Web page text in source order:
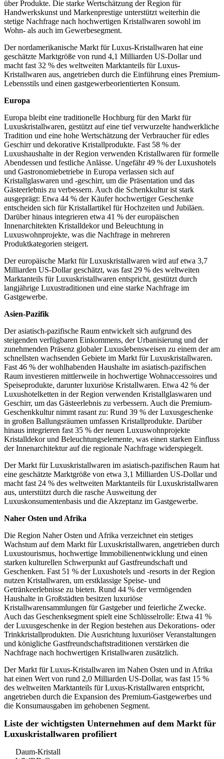
über Produkte. Die starke Wertschätzung der Region für
Handwerkskunst und Markenprestige unterstützt weiterhin die
stetige Nachfrage nach hochwertigen Kristallwaren sowohl im
Wohn- als auch im Gewerbesegment.
Der nordamerikanische Markt für Luxus-Kristallwaren hat eine
geschätzte Marktgröße von rund 4,1 Milliarden US-Dollar und
macht fast 32 % des weltweiten Marktanteils für Luxus-
Kristallwaren aus, angetrieben durch die Einführung eines Premium-
Lebensstils und einen gastgewerbeorientierten Konsum.
Europa
Europa bleibt eine traditionelle Hochburg für den Markt für
Luxuskristallwaren, gestützt auf eine tief verwurzelte handwerkliche
Tradition und eine hohe Wertschätzung der Verbraucher für edles
Geschirr und dekorative Kristallprodukte. Fast 58 % der
Luxushaushalte in der Region verwenden Kristallwaren für formelle
Abendessen und festliche Anlässe. Ungefähr 49 % der Luxushotels
und Gastronomiebetriebe in Europa verlassen sich auf
Kristallglaswaren und -geschirr, um die Präsentation und das
Gästeerlebnis zu verbessern. Auch die Schenkkultur ist stark
ausgeprägt: Etwa 44 % der Käufer hochwertiger Geschenke
entscheiden sich für Kristallartikel für Hochzeiten und Jubiläen.
Darüber hinaus integrieren etwa 41 % der europäischen
Innenarchitekten Kristalldekor und Beleuchtung in
Luxuswohnprojekte, was die Nachfrage in mehreren
Produktkategorien steigert.
Der europäische Markt für Luxuskristallwaren wird auf etwa 3,7
Milliarden US-Dollar geschätzt, was fast 29 % des weltweiten
Marktanteils für Luxuskristallwaren entspricht, gestützt durch
langjährige Luxustraditionen und eine starke Nachfrage im
Gastgewerbe.
Asien-Pazifik
Der asiatisch-pazifische Raum entwickelt sich aufgrund des
steigenden verfügbaren Einkommens, der Urbanisierung und der
zunehmenden Präsenz globaler Luxuslebensweisen zu einem der am
schnellsten wachsenden Gebiete im Markt für Luxuskristallwaren.
Fast 46 % der wohlhabenden Haushalte im asiatisch-pazifischen
Raum investieren mittlerweile in hochwertige Wohnaccessoires und
Speiseprodukte, darunter luxuriöse Kristallwaren. Etwa 42 % der
Luxushotelketten in der Region verwenden Kristallglaswaren und
Geschirr, um das Gästeerlebnis zu verbessern. Auch die Premium-
Geschenkkultur nimmt rasant zu: Rund 39 % der Luxusgeschenke
in großen Ballungsräumen umfassen Kristallprodukte. Darüber
hinaus integrieren fast 35 % der neuen Luxuswohnprojekte
Kristalldekor und Beleuchtungselemente, was einen starken Einfluss
der Innenarchitektur auf die regionale Nachfrage widerspiegelt.
Der Markt für Luxuskristallwaren im asiatisch-pazifischen Raum hat
eine geschätzte Marktgröße von etwa 3,1 Milliarden US-Dollar und
macht fast 24 % des weltweiten Marktanteils für Luxuskristallwaren
aus, unterstützt durch die rasche Ausweitung der
Luxuskonsumentenbasis und die Akzeptanz im Gastgewerbe.
Naher Osten und Afrika
Die Region Naher Osten und Afrika verzeichnet ein stetiges
Wachstum auf dem Markt für Luxuskristallwaren, angetrieben durch
Luxustourismus, hochwertige Immobilienentwicklung und einen
starken kulturellen Schwerpunkt auf Gastfreundschaft und
Geschenken. Fast 51 % der Luxushotels und -resorts in der Region
nutzen Kristallwaren, um erstklassige Speise- und
Getränkeerlebnisse zu bieten. Rund 44 % der vermögenden
Haushalte in Großstädten besitzen luxuriöse
Kristallwarensammlungen für Gastgeber und feierliche Zwecke.
Auch das Geschenksegment spielt eine Schlüsselrolle: Etwa 41 %
der Luxusgeschenke in der Region bestehen aus Dekorations- oder
Trinkkristallprodukten. Die Ausrichtung luxuriöser Veranstaltungen
und königliche Gastfreundschaftstraditionen verstärken die
Nachfrage nach hochwertigen Kristallwaren zusätzlich.
Der Markt für Luxus-Kristallwaren im Nahen Osten und in Afrika
hat einen Wert von rund 2,0 Milliarden US-Dollar, was fast 15 %
des weltweiten Marktanteils für Luxus-Kristallwaren entspricht,
angetrieben durch die Expansion des Premium-Gastgewerbes und
die Konsumausgaben im gehobenen Segment.
Liste der wichtigsten Unternehmen auf dem Markt für
Luxuskristallwaren profiliert
Daum-Kristall